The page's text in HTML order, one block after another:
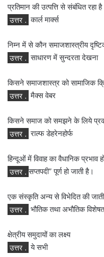
प्रतिमान की उत्पत्ति से संबंधित रहा
उत्तर . कार्ल मार्क्स
निम्न में से कौन समाजशास्त्रीय
उत्तर . साधारण में सुन्दरता देखना
किसने समाजशास्त्र को सामाजिक
उत्तर . मैक्स वेबर
किसने समाज को समझने के लिये
उत्तर . राल्फ डेहरेनहोर्फ
हिन्दूओं में विवाह का वैधानिक प्रभाव
उत्तर . सप्तपदी” पूर्ण हो जाती है।
एक संस्कृति अन्य से विभेदित की
उत्तर . भौतिक तथा अभौतिक
क्षेत्रीय समुदायों का लक्ष्य
उत्तर . ये सभी